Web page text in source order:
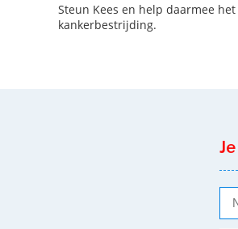
Steun Kees en help daarmee
kankerbestrijding.